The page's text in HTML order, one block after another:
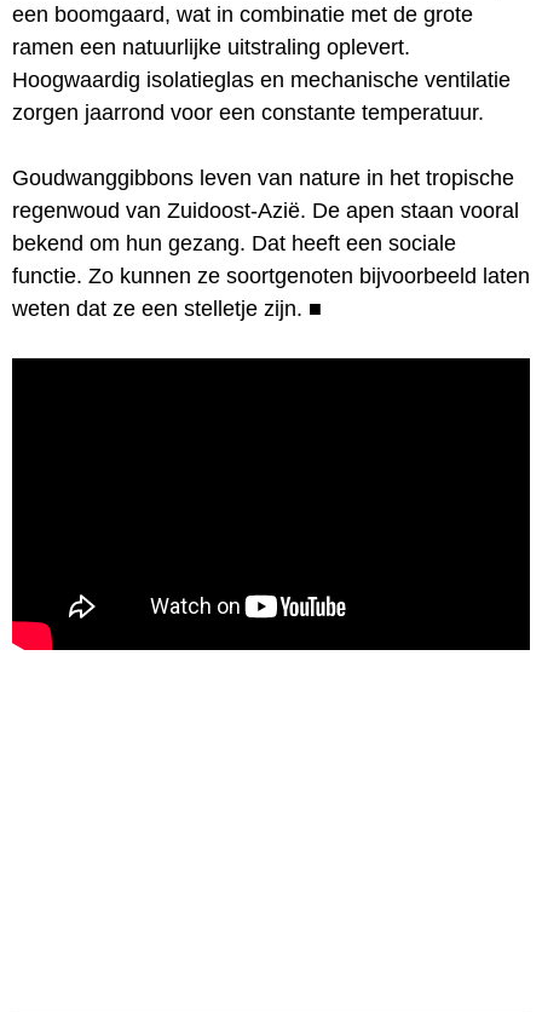
een boomgaard, wat in combinatie met de grote
ramen een natuurlijke uitstraling oplevert.
Hoogwaardig isolatieglas en mechanische ventilatie
zorgen jaarrond voor een constante temperatuur.
Goudwanggibbons leven van nature in het tropische
regenwoud van Zuidoost-Azië. De apen staan vooral
bekend om hun gezang. Dat heeft een sociale
functie. Zo kunnen ze soortgenoten bijvoorbeeld laten
weten dat ze een stelletje zijn. ■